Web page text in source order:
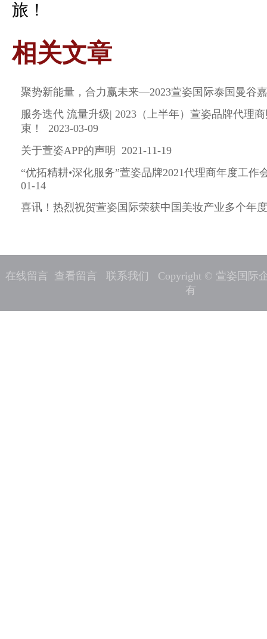
旅！
相关文章
聚势新能量，合力赢未来—2023萱姿国际泰国曼谷
服务迭代 流量升级| 2023（上半年）萱姿品牌代理
束！ 2023-03-09
关于萱姿APP的声明 2021-11-19
“优拓精耕•深化服务”萱姿品牌2021代理商年度工作
01-14
喜讯！热烈祝贺萱姿国际荣获中国美妆产业多个年
在线留言 查看留言 联系我们
Copyright © 萱姿国际
有